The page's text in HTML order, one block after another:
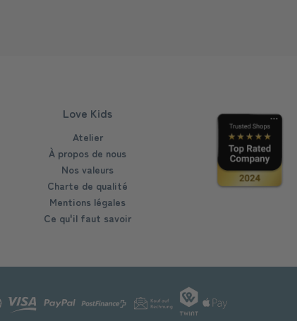
Love Kids
Atelier
À propos de nous
Nos valeurs
Charte de qualité
Mentions légales
Ce qu'il faut savoir